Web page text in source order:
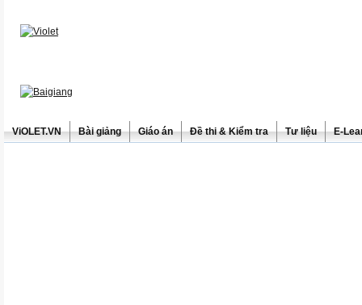
ViOLET.VN Bài giảng Giáo án Đề thi & Kiểm tra Tư liệu E-